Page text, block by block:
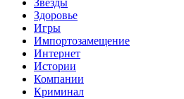
Здоровье
Игры
Импортозамещение
Интернет
Истории
Компании
Криминал